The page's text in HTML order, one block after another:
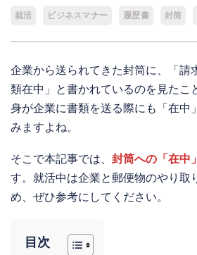
就活 ビジネスマナー 履歴書 封筒
企業から送られてきた封筒に、「請
類在中」と書かれているのを見たこ
身が企業に書類を送る際にも「在中
みますよね。
そこで本記事では、 封筒への「在中
す。就活中は企業と郵便物のやり取
め、ぜひ参考にしてください。
目次